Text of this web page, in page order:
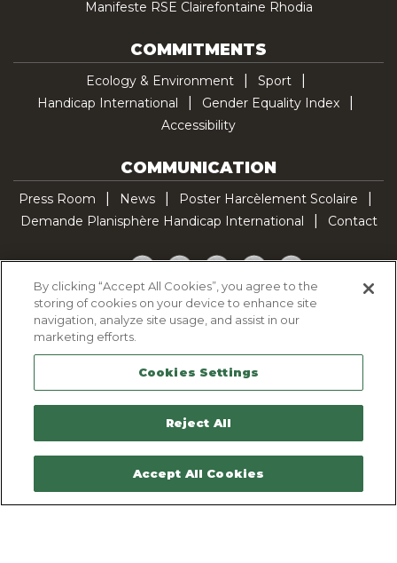
Manifeste RSE Clairefontaine Rhodia
COMMITMENTS
Ecology & Environment
Sport
Handicap International
Gender Equality Index
Accessibility
COMMUNICATION
Press Room News
Poster Harcèlement Scolaire
Demande Planisphère Handicap International
Contact
Facebook
TwitterYouTubePinterestTikTok
Cookie Policy
Legal Notice
Sitemap
Contactez-nous
By clicking “Accept All Cookies”, you agree to the
storing of cookies on your device to enhance site
navigation, analyze site usage, and assist in our
marketing efforts.
Cookies Settings
Reject All
Accept All Cookies